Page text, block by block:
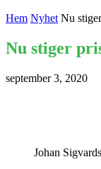
Hem Nyhet Nu
Nu stiger
september 3, 2020
Johan